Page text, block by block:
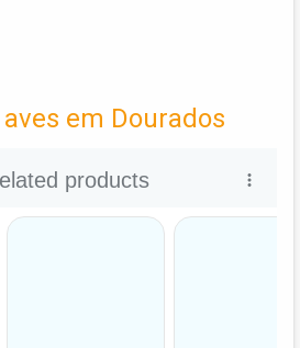
em Dourados